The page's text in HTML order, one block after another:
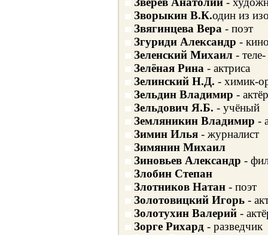
Зворыкин В.К.один из
Звягинцева Вера - поэт
Згуриди Александр -
Зеленский Михаил-
Зелёная Рина - актриса
Зелинский Н.Д. - химик-
Зельдин Владимир - актёр
Зельдович Я.Б. - учёный
Земляникин Владимир -
Зимин Илья- журналист
Зимянин Михаил
Зиновьев Александр -
Злобин Степан
Злотников Натан- поэт
Золотовицкий Игорь-
Золотухин Валерий-
Зорге Рихард - разведчик